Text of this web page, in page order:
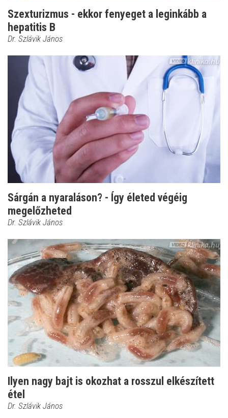
Szexturizmus - ekkor fenyeget a leginkább a
hepatitis B
Dr. Szlávik János
Sárgán a nyaraláson? - Így életed végéig
megelőzheted
Dr. Szlávik János
Ilyen nagy bajt is okozhat a rosszul elkészített
étel
Dr. Szlávik János